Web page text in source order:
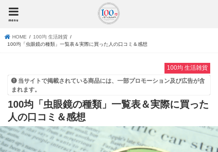
menu
HOME
100均 生活雑貨
100均「虫眼鏡の種類」一覧表＆実際に買った人の口コミ＆感想
100均 生活雑貨
当サイトで掲載されている商品には、一部プロモーション及び広告が含
まれます。
100均「虫眼鏡の種類」一覧表＆実際に買った
人の口コミ＆感想